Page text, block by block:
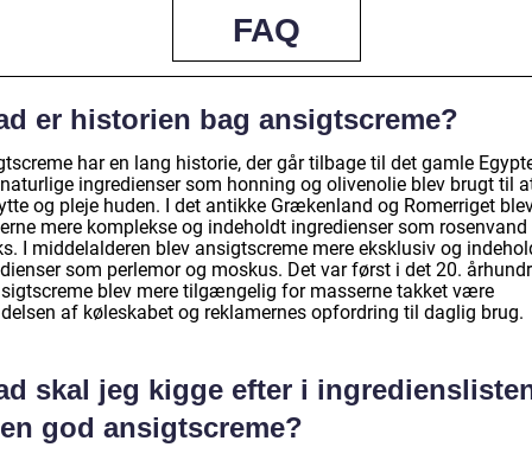
FAQ
er historien bag ansigtscreme?
har en lang historie, der går tilbage til det gamle
ingredienser som honning og olivenolie blev brugt til
og pleje huden. I det antikke Grækenland og Romerriget
mere komplekse og indeholdt ingredienser som rosenvand
I middelalderen blev ansigtscreme mere eksklusiv og
som perlemor og moskus. Det var først i det 20.
blev mere tilgængelig for masserne takket være
af køleskabet og reklamernes opfordring til daglig brug.
skal jeg kigge efter i
god ansigtscreme?